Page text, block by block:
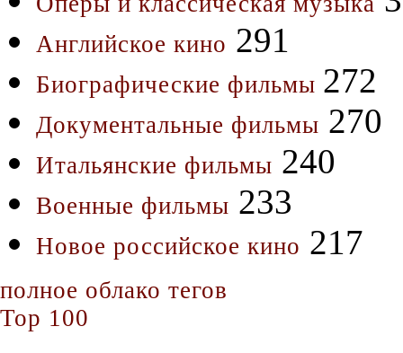
Английское кино 291
Биографические фильмы 272
Документальные фильмы 270
Итальянские фильмы 240
Военные фильмы 233
Новое российское кино 217
полное облако тегов
Top 100